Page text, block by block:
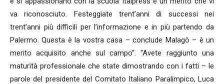
va riconosciuto. Festeggiate trent’anni di successi nei
trent’anni più difficili per l’informazione e in più partendo da
Palermo. Questa è la vostra casa – conclude Malagò – è un
merito acquisito anche sul campo”. “Avete raggiunto una
maturità professionale che state dimostrando con i fatti – le
parole del presidente del Comitato Italiano Paralimpico, Luca